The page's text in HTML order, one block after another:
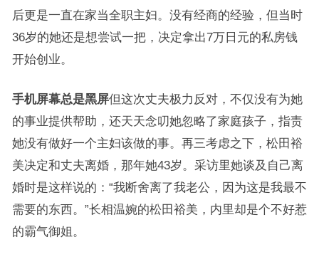
后更是一直在家当全职主妇。没有经商的经验，但当时
36岁的她还是想尝试一把，决定拿出7万日元的私房钱
开始创业。
手机屏幕总是黑屏但这次丈夫极力反对，不仅没有为她
的事业提供帮助，还天天念叨她忽略了家庭孩子，指责
她没有做好一个主妇该做的事。再三考虑之下，松田裕
美决定和丈夫离婚，那年她43岁。采访里她谈及自己离
婚时是这样说的：“我断舍离了我老公，因为这是我最不
需要的东西。”长相温婉的松田裕美，内里却是个不好惹
的霸气御姐。